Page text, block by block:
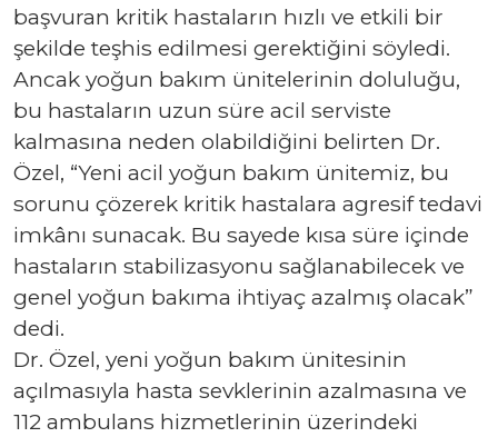
başvuran kritik hastaların hızlı ve etkili bir
şekilde teşhis edilmesi gerektiğini söyledi.
Ancak yoğun bakım ünitelerinin doluluğu,
bu hastaların uzun süre acil serviste
kalmasına neden olabildiğini belirten Dr.
Özel, “Yeni acil yoğun bakım ünitemiz, bu
sorunu çözerek kritik hastalara agresif tedavi
imkânı sunacak. Bu sayede kısa süre içinde
hastaların stabilizasyonu sağlanabilecek ve
genel yoğun bakıma ihtiyaç azalmış olacak”
dedi.
Dr. Özel, yeni yoğun bakım ünitesinin
açılmasıyla hasta sevklerinin azalmasına ve
112 ambulans hizmetlerinin üzerindeki